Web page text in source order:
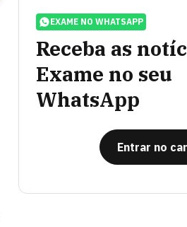
EXAME NO WHATSAPP
Receba as
Exame no seu
WhatsApp
Entrar no